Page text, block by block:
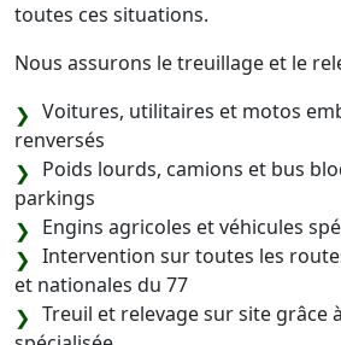
toutes ces situations.
Nous assurons le treuillage et le
Voitures, utilitaires et motos
renversés
Poids lourds, camions et bus
parkings
Engins agricoles et véhicules
Intervention sur toutes les
et nationales du 77
Treuil et relevage sur site grâce